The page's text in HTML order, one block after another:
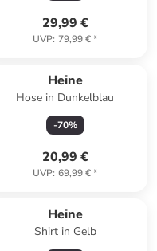
29,99 €
UVP: 79,99 €*
Heine
Hose in Dunkelblau
-70%
20,99 €
UVP: 69,99 €*
Heine
Shirt in Gelb